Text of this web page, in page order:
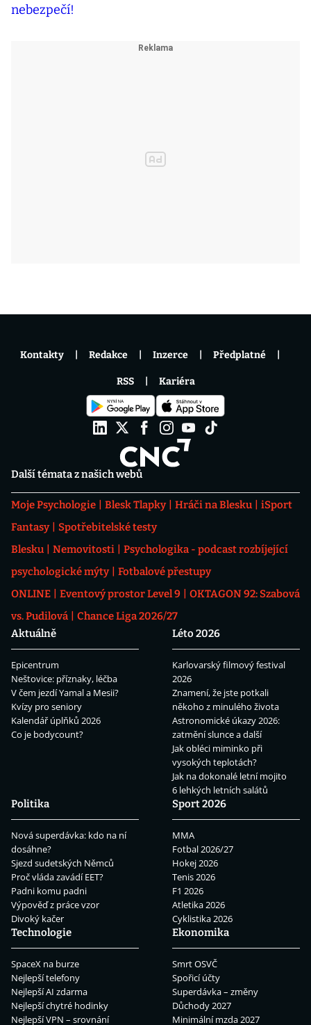
Další témata z našich webů
Moje Psychologie Blesk Tlapky Hráči na Blesku
iSport
Fantasy
Spotřebitelské testy
Blesku
Nemovitosti
Psychologika - podcast rozbíjející
psychologické mýty
Fotbalové přestupy
ONLINE
Eventový prostor Level 9
OKTAGON 92: Szabová
vs. Pudilová
Chance Liga 2026/27
Aktuálně
Epicentrum
Neštovice: příznaky, léčba
V čem jezdí Yamal a Mesii?
Kvízy pro seniory
Kalendář úplňků 2026
Co je bodycount?
Léto 2026
Karlovarský filmový festival
2026
Znamení, že jste potkali
někoho z minulého života
Astronomické úkazy 2026:
zatmění slunce a další
Jak obléci miminko při
vysokých teplotách?
Jak na dokonalé letní mojito
6 lehkých letních salátů
Politika
Nová superdávka: kdo na ní
dosáhne?
Sjezd sudetských Němců
Proč vláda zavádí EET?
Padni komu padni
Výpověď z práce vzor
Divoký kačer
Sport 2026
MMA
Fotbal 2026/27
Hokej 2026
Tenis 2026
F1 2026
Atletika 2026
Cyklistika 2026
Technologie
SpaceX na burze
Nejlepší telefony
Nejlepší AI zdarma
Nejlepší chytré hodinky
Nejlepší VPN – srovnání
Ekonomika
Smrt OSVČ
Spořicí účty
Superdávka – změny
Důchody 2027
Minimální mzda 2027
Kontakty Redakce Inzerce Předplatné
RSS Kariéra